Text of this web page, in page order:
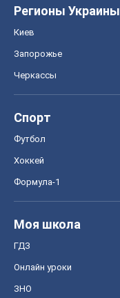
Регионы Украины
Киев
Запорожье
Черкассы
Спорт
Футбол
Хоккей
Формула-1
Моя школа
ГДЗ
Онлайн уроки
ЗНО